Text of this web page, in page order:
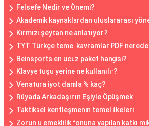
Felsefe Nedir ve Önemi?
Akademik kaynaklardan uluslararası
Kırmızı şeytan ne anlatıyor?
TYT Türkçe temel kavramlar PDF
Beinsports en ucuz paket hangisi?
Klavye tuşu yerine ne kullanılır?
Venatura iyot damla % kaç?
Rüyada Arkadaşının Eşiyle Öpüşmek
Taktiksel kentleşmenin temel ilkeleri
Zorunlu emeklilik fonuna yapılan katkı